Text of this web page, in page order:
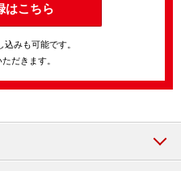
はこちら
込みも可能です。
だきます。